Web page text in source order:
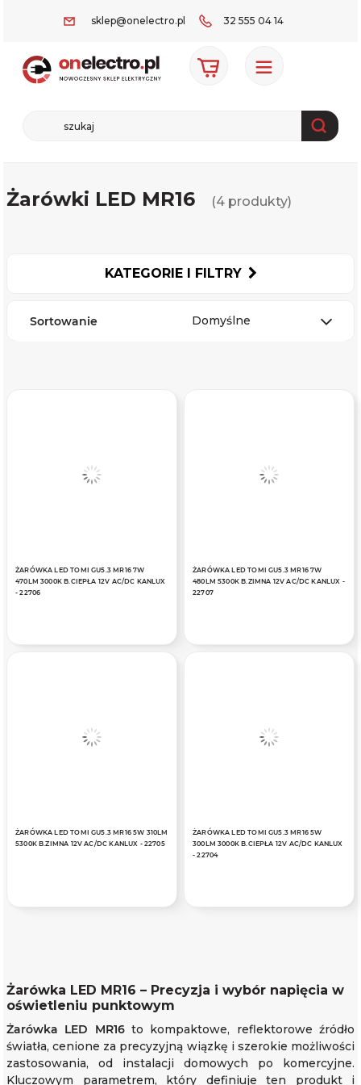
sklep@onelectro.pl 32 555 04 14
Żarówki LED MR16 (4 produkty)
KATEGORIE I FILTRY
Sortowanie Domyślne
ŻARÓWKA LED TOMI GU5.3 MR16 7W
470LM 3000K B.CIEPŁA 12V AC/DC KANLUX
- 22706
ŻARÓWKA LED TOMI GU5.3 MR16 7W
480LM 5300K B.ZIMNA 12V AC/DC KANLUX -
22707
ŻARÓWKA LED TOMI GU5.3 MR16 5W 310LM
5300K B.ZIMNA 12V AC/DC KANLUX - 22705
ŻARÓWKA LED TOMI GU5.3 MR16 5W
300LM 3000K B.CIEPŁA 12V AC/DC KANLUX
- 22704
Żarówka LED MR16 – Precyzja i wybór napięcia w
oświetleniu punktowym
Żarówka LED MR16to kompaktowe, reflektorowe źródło
światła, cenione za precyzyjną wiązkę i szerokie możliwości
zastosowania, od instalacji domowych po komercyjne.
Kluczowym parametrem, który definiuje ten produkt i